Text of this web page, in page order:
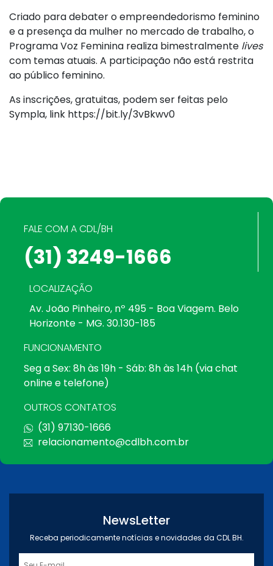
Criado para debater o empreendedorismo feminino
e a presença da mulher no mercado de trabalho, o
Programa Voz Feminina realiza bimestralmente lives
com temas atuais. A participação não está restrita
ao público feminino.
As inscrições, gratuitas, podem ser feitas pelo
Sympla, link https://bit.ly/3vBkwv0
FALE COM A CDL/BH
(31) 3249-1666
LOCALIZAÇÃO
Av. João Pinheiro, nº 495 - Boa Viagem. Belo
Horizonte - MG. 30.130-185
FUNCIONAMENTO
Seg a Sex: 8h às 19h - Sáb: 8h às 14h (via chat
online e telefone)
OUTROS CONTATOS
(31) 97130-1666
relacionamento@cdlbh.com.br
NewsLetter
Receba periodicamente notícias e novidades da CDL BH.